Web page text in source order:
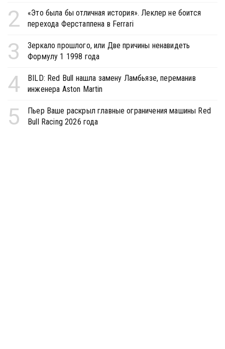
2
«Это была бы отличная история». Леклер не боится
перехода Ферстаппена в Ferrari
3
Зеркало прошлого, или Две причины ненавидеть
Формулу 1 1998 года
4
BILD: Red Bull нашла замену Ламбьязе, переманив
инженера Aston Martin
5
Пьер Ваше раскрыл главные ограничения машины Red
Bull Racing 2026 года